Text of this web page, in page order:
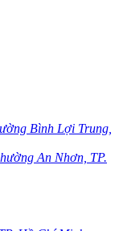
Bình Lợi Trung,
An Nhơn, TP.